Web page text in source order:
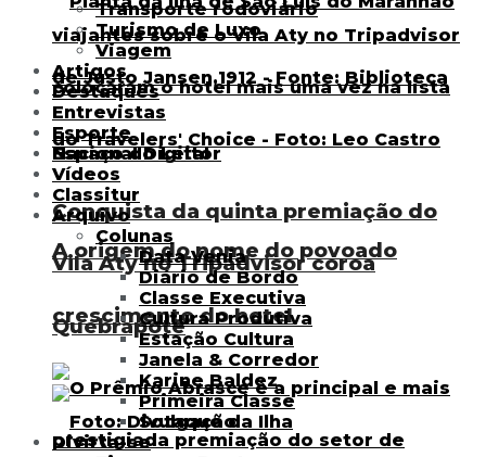
Conquista da quinta premiação do
Vila Aty no Tripadvisor coroa
crescimento do hotel
A origem do nome do povoado
Quebrapote
Transporte rodoviário
Turismo de Luxo
Viagem
Artigos
Destaques
Entrevistas
Esporte
Espaço do Leitor
Vídeos
Classitur
Arquivo
Colunas
Data Venia
Diário de Bordo
Classe Executiva
Cultura Produtiva
Estação Cultura
Janela & Corredor
Karine Baldez
Primeira Classe
Sotaque da Ilha
Divirta-se